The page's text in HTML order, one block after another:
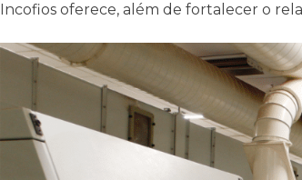
Incofios oferece, além de fortalecer o